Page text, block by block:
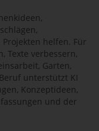
helfen. Für
Texte verbessern,
Garten,
unterstützt KI
Konzeptideen,
und der